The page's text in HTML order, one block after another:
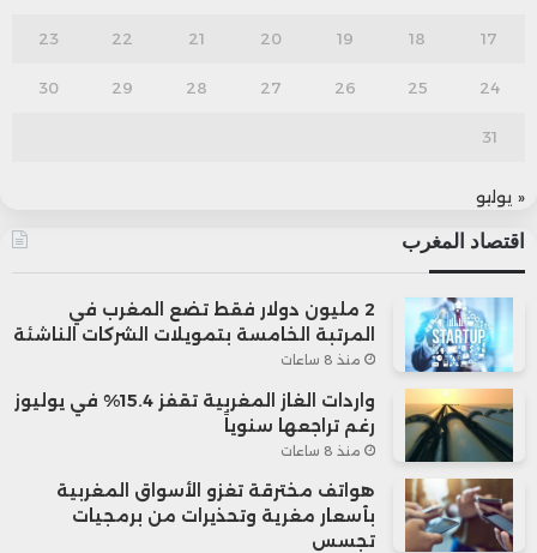
17
18
19
20
21
22
23
24
25
26
27
28
29
30
31
« يوليو
اقتصاد المغرب
2 مليون دولار فقط تضع المغرب في
المرتبة الخامسة بتمويلات الشركات الناشئة
منذ 8 ساعات
واردات الغاز المغربية تقفز 15.4% في يوليوز
رغم تراجعها سنوياً
منذ 8 ساعات
هواتف مخترقة تغزو الأسواق المغربية
بأسعار مغرية وتحذيرات من برمجيات
تجسس